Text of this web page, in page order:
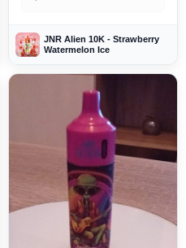
JNR Alien 10K - Strawberry
Watermelon Ice